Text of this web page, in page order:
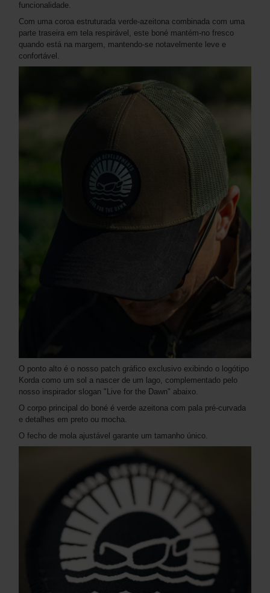
funcionalidade.
Com uma coroa estruturada verde-azeitona combinada com uma
parte traseira em tela respirável, este boné mantém-no fresco
quando está na margem, mantendo-se notavelmente leve e
confortável.
O ponto alto é o nosso patch gráfico exclusivo exibindo o logótipo
Korda como um sol a nascer de um lago, complementado pelo
nosso inspirador slogan "Live for the Dawn" abaixo.
O corpo principal do boné é verde azeitona com pala pré-curvada
e detalhes em preto ou mocha.
O fecho de mola ajustável garante um tamanho único.